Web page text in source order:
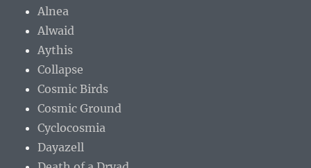
Alnea
Alwaid
Aythis
Collapse
Cosmic Birds
Cosmic Ground
Cyclocosmia
Dayazell